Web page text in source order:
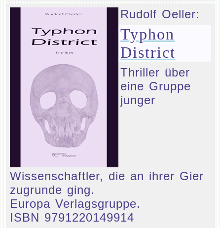
Rudolf Oeller:
Typhon
District
Thriller über
eine Gruppe
junger
Wissenschaftler, die an ihrer Gier
zugrunde ging.
Europa Verlagsgruppe.
ISBN 9791220149914